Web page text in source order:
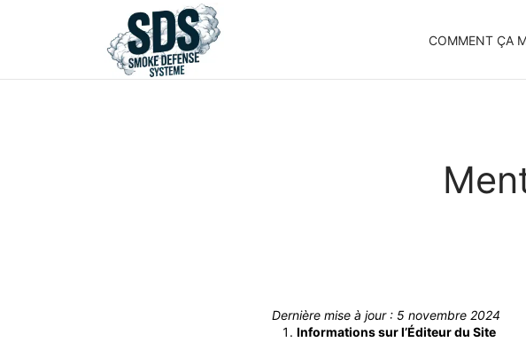
COMMENT ÇA
Dernière mise à jour : 5 novembre 2024
Informations sur l’Éditeur du Site